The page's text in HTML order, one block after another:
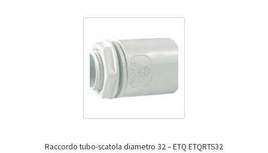
Raccordo tubo-scatola diametro 32 – ETQ ETQRTS32